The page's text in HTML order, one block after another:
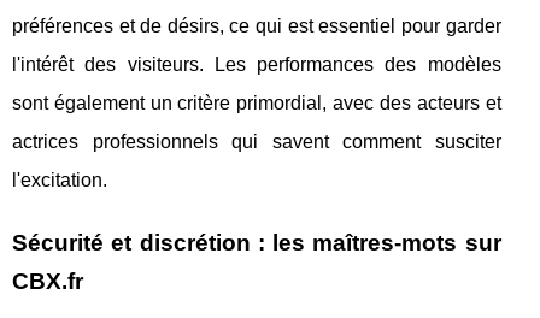
préférences et de désirs, ce qui est essentiel pour garder
l'intérêt des visiteurs. Les performances des modèles
sont également un critère primordial, avec des acteurs et
actrices professionnels qui savent comment susciter
l'excitation.
Sécurité et discrétion : les maîtres-mots sur
CBX.fr